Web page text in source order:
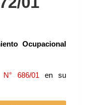
Ocupacional
N° 686/01 en su